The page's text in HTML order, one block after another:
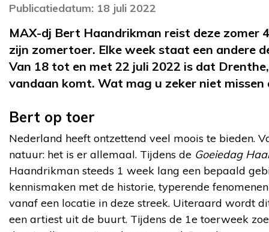
Publicatiedatum: 18 juli 2022
MAX-dj Bert Haandrikman reist deze zomer
zijn zomertoer. Elke week staat een andere
Van 18 tot en met 22 juli 2022 is dat
vandaan komt. Wat mag u zeker niet
Bert op toer
Nederland heeft ontzettend veel moois te bieden.
natuur: het is er allemaal. Tijdens de Goeiedag
Haandrikman steeds 1 week lang een bepaald
kennismaken met de historie, typerende
vanaf een locatie in deze streek. Uiteraard wordt
een artiest uit de buurt. Tijdens de 1e toerweek